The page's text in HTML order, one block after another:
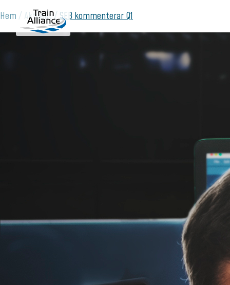
Hem Aktuellt SEB kommenterar Q1